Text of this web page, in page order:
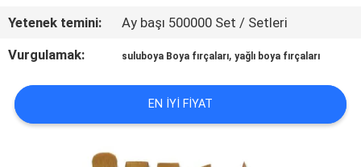
PRIVACY
POLICY
Yetenek temini:
Ay başı 500000 Set / Setleri
Vurgulamak:
suluboya Boya fırçaları,yağlı boya fırçaları
EN IYI FIYAT